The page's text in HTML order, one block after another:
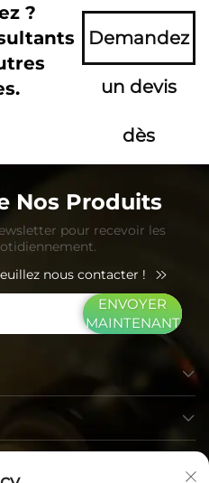
?
Demandez
un devis
dès
Nos Produits
pour recevoir les
nous contacter !
ENVOYER
MAINTENANT